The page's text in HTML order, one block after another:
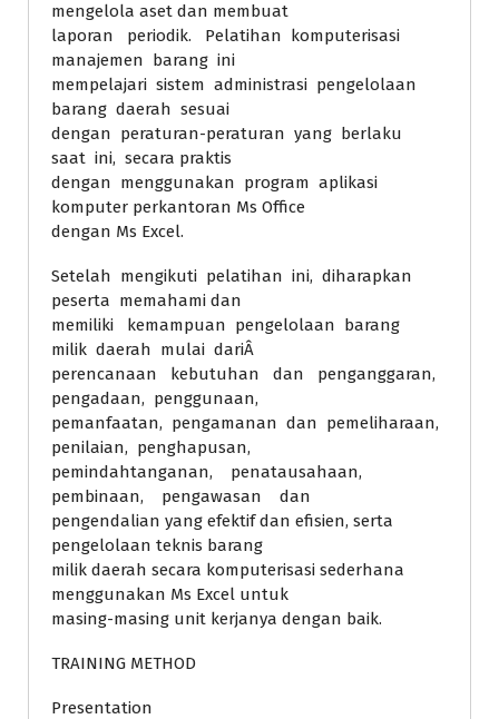
mengelola aset dan membuat
laporan periodik. Pelatihan komputerisasi
manajemen barang ini
mempelajari sistem administrasi pengelolaan
barang daerah sesuai
dengan peraturan-peraturan yang berlaku
saat ini, secara praktis
dengan menggunakan program aplikasi
komputer perkantoran Ms Office
dengan Ms Excel.
Setelah mengikuti pelatihan ini, diharapkan
peserta memahami dan
memiliki kemampuan pengelolaan barang
milik daerah mulai dariÂ
perencanaan kebutuhan dan penganggaran,
pengadaan, penggunaan,
pemanfaatan, pengamanan dan pemeliharaan,
penilaian, penghapusan,
pemindahtanganan, penatausahaan,
pembinaan, pengawasan dan
pengendalian yang efektif dan efisien, serta
pengelolaan teknis barang
milik daerah secara komputerisasi sederhana
menggunakan Ms Excel untuk
masing-masing unit kerjanya dengan baik.
TRAINING METHOD
Presentation